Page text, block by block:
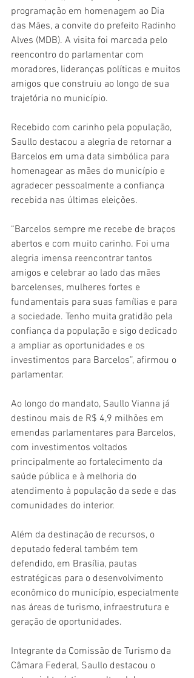
programação em homenagem ao Dia
das Mães, a convite do prefeito Radinho
Alves (MDB). A visita foi marcada pelo
reencontro do parlamentar com
moradores, lideranças políticas e muitos
amigos que construiu ao longo de sua
trajetória no município.
Recebido com carinho pela população,
Saullo destacou a alegria de retornar a
Barcelos em uma data simbólica para
homenagear as mães do município e
agradecer pessoalmente a confiança
recebida nas últimas eleições.
“Barcelos sempre me recebe de braços
abertos e com muito carinho. Foi uma
alegria imensa reencontrar tantos
amigos e celebrar ao lado das mães
barcelenses, mulheres fortes e
fundamentais para suas famílias e para
a sociedade. Tenho muita gratidão pela
confiança da população e sigo dedicado
a ampliar as oportunidades e os
investimentos para Barcelos”, afirmou o
parlamentar.
Ao longo do mandato, Saullo Vianna já
destinou mais de R$ 4,9 milhões em
emendas parlamentares para Barcelos,
com investimentos voltados
principalmente ao fortalecimento da
saúde pública e à melhoria do
atendimento à população da sede e das
comunidades do interior.
Além da destinação de recursos, o
deputado federal também tem
defendido, em Brasília, pautas
estratégicas para o desenvolvimento
econômico do município, especialmente
nas áreas de turismo, infraestrutura e
geração de oportunidades.
Integrante da Comissão de Turismo da
Câmara Federal, Saullo destacou o